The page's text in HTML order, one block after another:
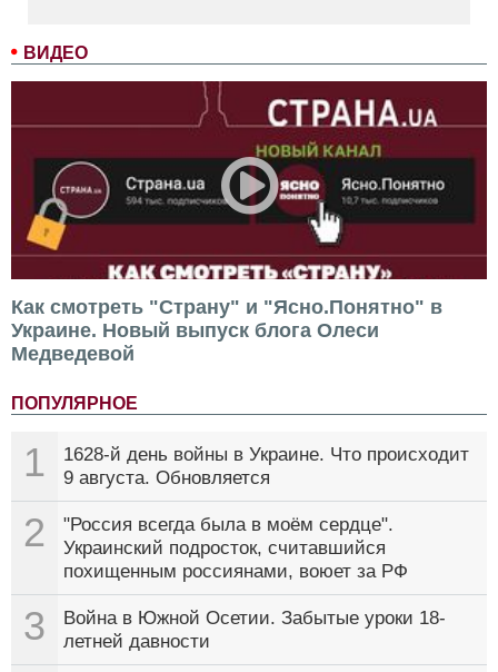
ВИДЕО
Как смотреть "Страну" и "Ясно.Понятно" в
Украине. Новый выпуск блога Олеси
Медведевой
ПОПУЛЯРНОЕ
1
1628-й день войны в Украине. Что происходит
9 августа. Обновляется
2
"Россия всегда была в моём сердце".
Украинский подросток, считавшийся
похищенным россиянами, воюет за РФ
3
Война в Южной Осетии. Забытые уроки 18-
летней давности